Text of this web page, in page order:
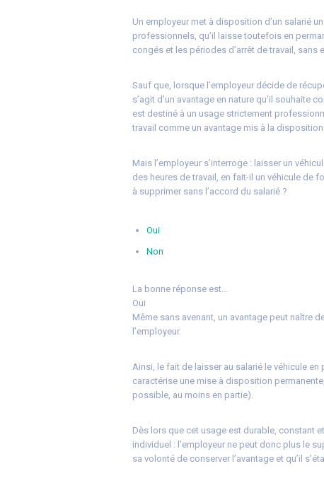
Un employeur met à disposition d’un salarié
professionnels, qu’il laisse toutefois en
congés et les périodes d’arrêt de travail, sans
Sauf que, lorsque l’employeur décide de
s’agit d’un avantage en nature qu’il souhaite
est destiné à un usage strictement
travail comme un avantage mis à la
Mais l’employeur s’interroge : laisser un
des heures de travail, en fait-il un véhicule de
à supprimer sans l’accord du salarié ?
Oui
Non
La bonne réponse est…
Oui
Même sans avenant, un avantage peut naître
l’employeur.
Ainsi, le fait de laisser au salarié le véhicule
caractérise une mise à disposition
possible, au moins en partie).
Dès lors que cet usage est durable, constant
individuel : l’employeur ne peut donc plus le
sa volonté de conserver l’avantage et qu’il